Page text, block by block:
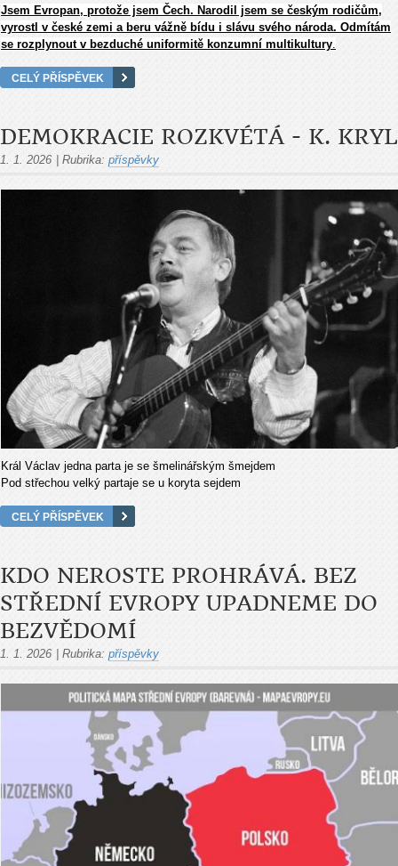
Jsem Evropan, protože jsem Čech. Narodil jsem se českým rodičům,
vyrostl v české zemi a beru vážně bídu i slávu svého národa. Odmítám
se rozplynout v bezduché uniformitě konzumní multikultury
CELÝ PŘÍSPĚVEK
DEMOKRACIE ROZKVÉTÁ - K. KRYL
1. 1. 2026 | Rubrika: příspěvky
Král Václav jedna parta je se šmelinářským šmejdem
Pod střechou velký partaje se u koryta sejdem
CELÝ PŘÍSPĚVEK
KDO NEROSTE PROHRÁVÁ. BEZ
STŘEDNÍ EVROPY UPADNEME DO
BEZVĚDOMÍ
1. 1. 2026 | Rubrika: příspěvky